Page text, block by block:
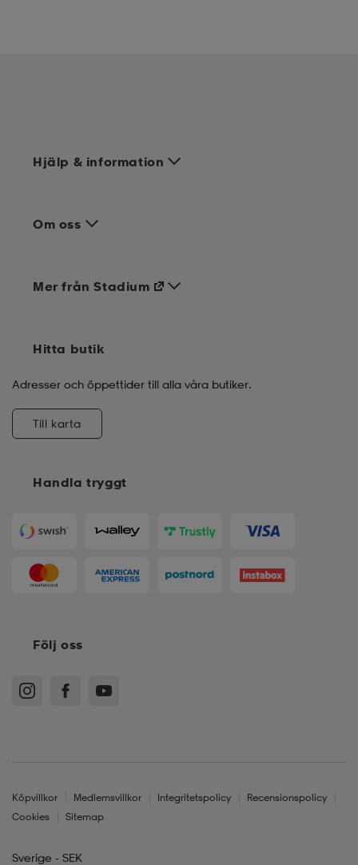
Hjälp & information
Om oss
Handla tryggt
Mer från Stadium
Hitta butik
Adresser och öppettider till alla våra butiker.
Till karta
Följ oss
Köpvillkor Medlemsvillkor Integritetspolicy
Recensionspolicy
Cookies
Sitemap
Sverige - SEK